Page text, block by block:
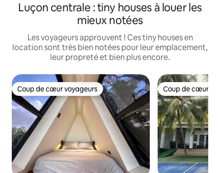
Luçon centrale : tiny houses à louer les
mieux notées
Les voyageurs approuvent ! Ces tiny houses en
location sont très bien notées pour leur emplacement,
leur propreté et bien plus encore.
Coup de cœur voyageurs
Coup de cœur voyageurs Coup de cœur
Coup de cœur